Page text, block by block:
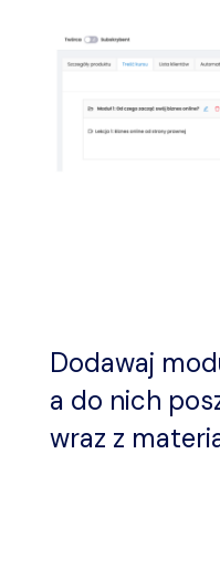
Dodawaj
a do nich
wraz z